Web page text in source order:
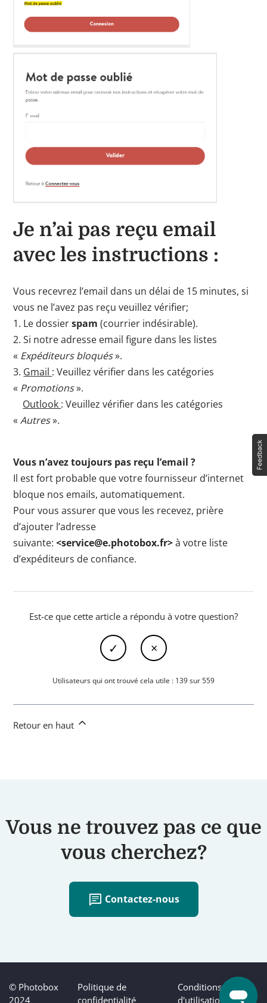
Je n’ai pas reçu email
avec les instructions :
Vous recevrez l’email dans un délai de 15 minutes, si
vous ne l’avez pas reçu veuillez vérifier;
1. Le dossierspam (courrier indésirable).
2. Si notre adresse email figure dans les listes
« Expéditeurs bloqués».
3. Gmail : Veuillez vérifier dans les catégories
« Promotions».
Outlook : Veuillez vérifier dans les catégories
«Autres».
Vous n’avez toujours pas reçu l’email ?
Il est fort probable que votre fournisseur d’internet
bloque nos emails, automatiquement.
Pour vous assurer que vous les recevez, prière
d’ajouter l’adresse
suivante: <service@e.photobox.fr>à votre liste
d’expéditeurs de confiance.
Est-ce que cette article a répondu à votre question?
Utilisateurs qui ont trouvé cela utile : 139 sur 559
Retour en haut
Vous ne trouvez pas ce que
vous cherchez?
chat Contactez-nous
© Photobox
2024
Politique de
confidentialité
Conditions
d'utilisation